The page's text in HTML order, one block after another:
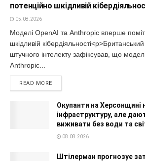
потенційно шкідливій
05.08.2026
Моделі OpenAI та Anthropic вперше
шкідливій
штучного інтелекту зафіксував, що
Anthropic...
READ MORE
Окупанти на
інфраструктуру, але
виживати без води та
08.08.2026
Штілерман прогнозує